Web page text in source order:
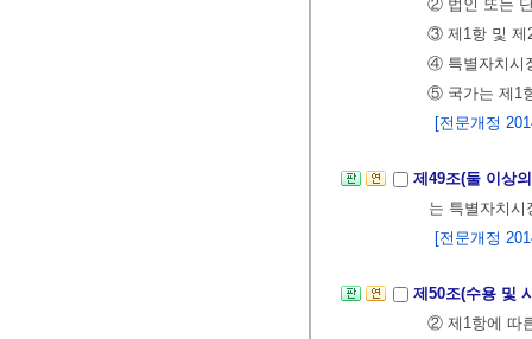
② 법인 또는
③ 제1항 및 제
④ 특별자치시
⑤ 국가는 제1
[전문개정
제49조(둘 이상
는 특별자치시
[전문개정
제50조(수용 및
② 제1항에 따